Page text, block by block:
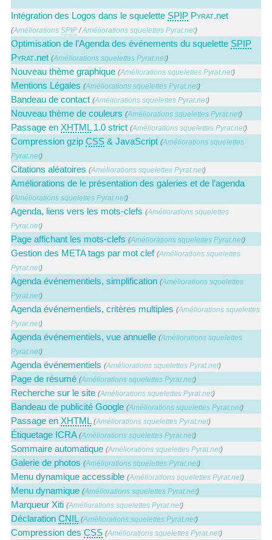
Intégration des Logos dans le squelette SPIP Pyrat.net
(AméliorationsSPIP /Améliorations squelettes Pyrat.net)
Optimisation de l’Agenda des événements du squelette SPIP
Pyrat.net (Améliorations squelettes Pyrat.net)
Nouveau thème graphique (Améliorations squelettes Pyrat.net)
Mentions Légales (Améliorations squelettes Pyrat.net)
Bandeau de contact (Améliorations squelettes Pyrat.net)
Nouveau thème de couleurs (Améliorations squelettes Pyrat.net)
Passage en XHTML1.0 strict (Améliorations squelettes Pyrat.net)
Compression gzipCSS & JavaScript (Améliorations squelettes
Pyrat.net)
Citations aléatoires (Améliorations squelettes Pyrat.net)
Améliorations de le présentation des galeries et de l’agenda
(Améliorations squelettes Pyrat.net)
Agenda, liens vers les mots-clefs (Améliorations squelettes
Pyrat.net)
Page affichant les mots-clefs (Améliorations squelettes Pyrat.net)
Gestion des META tags par mot clef (Améliorations squelettes
Pyrat.net)
Agenda événementiels, simplification (Améliorations squelettes
Pyrat.net)
Agenda événementiels, critères multiples (Améliorations squelettes
Pyrat.net)
Agenda événementiels, vue annuelle (Améliorations squelettes
Pyrat.net)
Agenda événementiels (Améliorations squelettes Pyrat.net)
Page de résumé (Améliorations squelettes Pyrat.net)
Recherche sur le site (Améliorations squelettes Pyrat.net)
Bandeau de publicité Google (Améliorations squelettes Pyrat.net)
Passage en XHTML (Améliorations squelettes Pyrat.net)
Étiquetage ICRA (Améliorations squelettes Pyrat.net)
Sommaire automatique (Améliorations squelettes Pyrat.net)
Galerie de photos (Améliorations squelettes Pyrat.net)
Menu dynamique accessible (Améliorations squelettes Pyrat.net)
Menu dynamique (Améliorations squelettes Pyrat.net)
Marqueur Xiti (Améliorations squelettes Pyrat.net)
DéclarationCNIL (Améliorations squelettes Pyrat.net)
Compression desCSS (Améliorations squelettes Pyrat.net)